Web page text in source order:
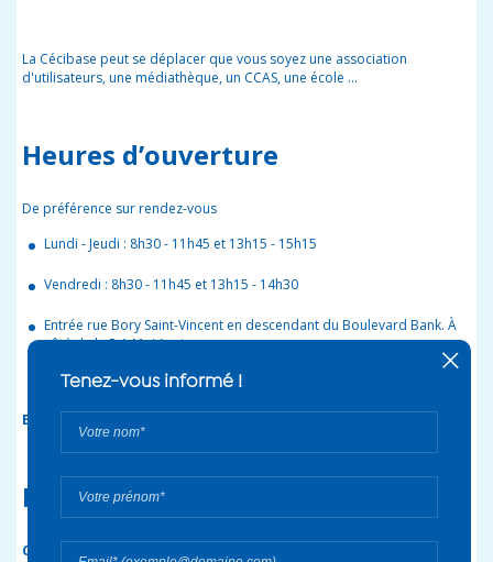
La Cécibase peut se déplacer que vous soyez une association
d'utilisateurs, une médiathèque, un CCAS, une école ...
Heures d’ouverture
De préférence sur rendez-vous
Lundi - Jeudi : 8h30 - 11h45 et 13h15 - 15h15
Vendredi : 8h30 - 11h45 et 13h15 - 14h30
Entrée rue Bory Saint-Vincent en descendant du Boulevard Bank. À
côté de la R.A.M. / Apria.
Ligne de bus n°3- arrêtPiscine Casabona
Espace numérique accessible aux déficients visuels.
Infos
Cécibase